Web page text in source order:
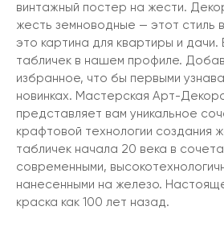
винтажный постер на жести.
жесть земноводные — этот стиль
это картина для квартиры и дачи.
табличек в нашем профиле.
избранное, что бы первыми
новинках. Мастерская Арт-
представляет вам уникальное
крафтовой технологии создания
табличек начала 20 века в
современными,
нанесенными на железо.
краска как 100 лет назад.